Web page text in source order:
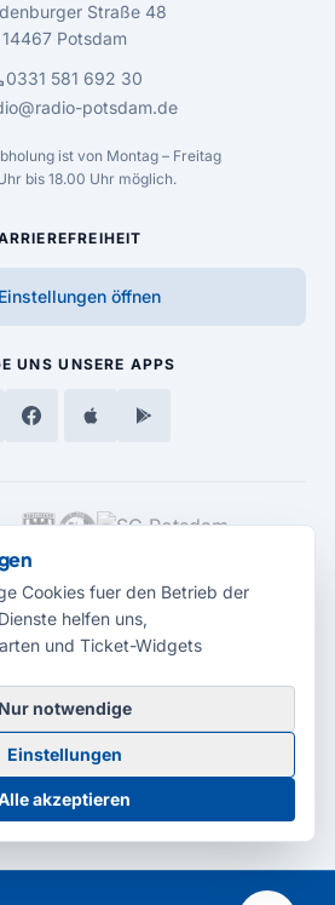
Straße 48
14467 Potsdam
0331 581 692 30
potsdam.de
ist von Montag – Freitag
bis 18.00 Uhr möglich.
Einstellungen öffnen
UNS UNSERE APPS
entwickelt durch dieMedienagentur
Babelsberg
AGBDatenschutzImpressum
Einstellungen
Cookies fuer den Betrieb der
helfen uns,
und Ticket-Widgets
Nur notwendige
Einstellungen
akzeptieren